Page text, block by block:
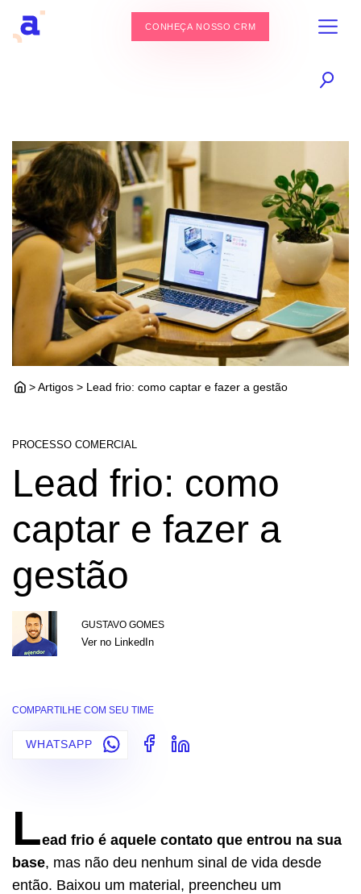
CONHEÇA NOSSO CRM
> Artigos > Lead frio: como captar e fazer a gestão
PROCESSO COMERCIAL
Lead frio: como
captar e fazer a
gestão
GUSTAVO GOMES
Ver no LinkedIn
COMPARTILHE COM SEU TIME
WHATSAPP
Lead frio é aquele contato que entrou na sua
base, mas não deu nenhum sinal de vida desde
então. Baixou um material, preencheu um